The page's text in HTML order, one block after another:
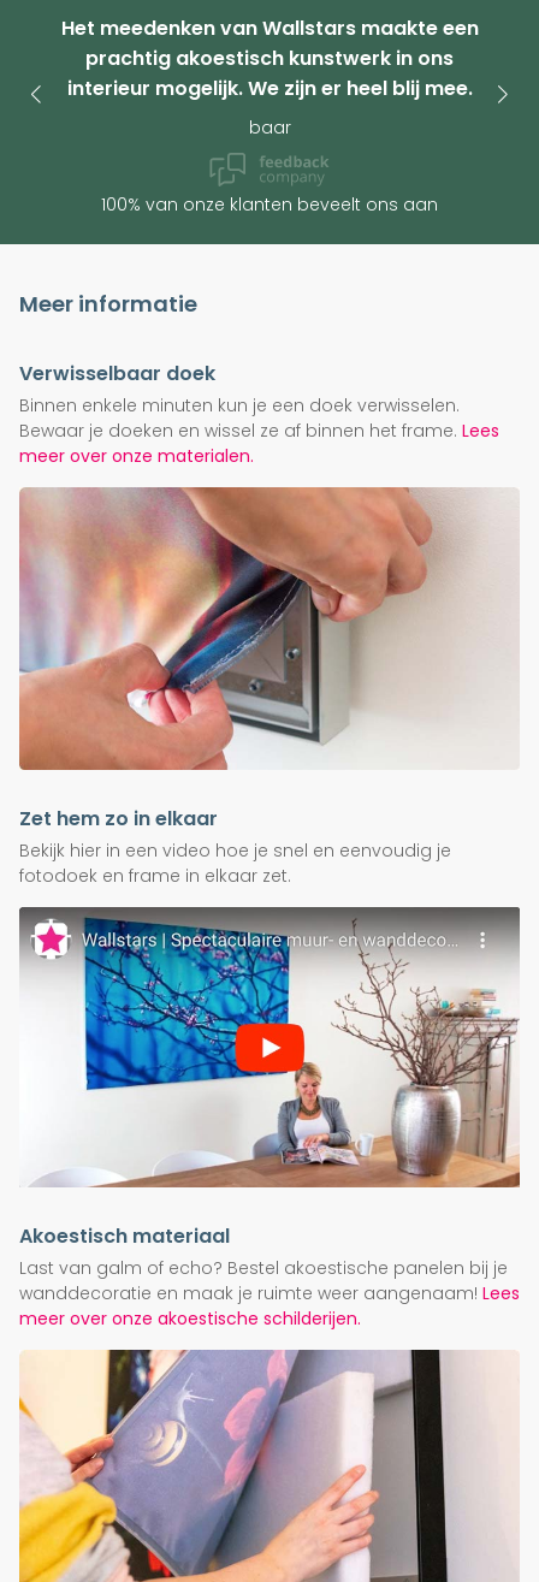
Het meedenken van Wallstars maakte een
prachtig akoestisch kunstwerk in ons
interieur mogelijk. We zijn er heel blij mee.
baar
100% van onze klanten beveelt ons aan
Meer informatie
Verwisselbaar doek
Binnen enkele minuten kun je een doek verwisselen.
Bewaar je doeken en wissel ze af binnen het frame. Lees
meer over onze materialen.
Zet hem zo in elkaar
Bekijk hier in een video hoe je snel en eenvoudig je
fotodoek en frame in elkaar zet.
Akoestisch materiaal
Last van galm of echo? Bestel akoestische panelen bij je
wanddecoratie en maak je ruimte weer aangenaam! Lees
meer over onze akoestische schilderijen.